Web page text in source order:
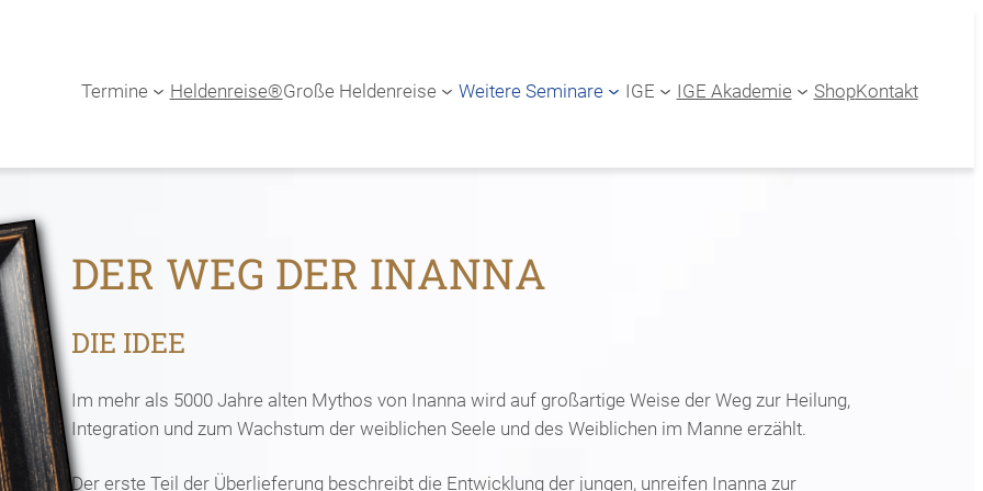
Termine Heldenreise®Große Heldenreise Weitere Seminare IGE IGE Akademie ShopKontakt
DER WEG DER INANNA
DIE IDEE
Im mehr als 5000 Jahre alten Mythos von Inanna wird auf großartige Weise der Weg zur Heilung,
Integration und zum Wachstum der weiblichen Seele und des Weiblichen im Manne erzählt.
Der erste Teil der Überlieferung beschreibt die Entwicklung der jungen, unreifen Inanna zur